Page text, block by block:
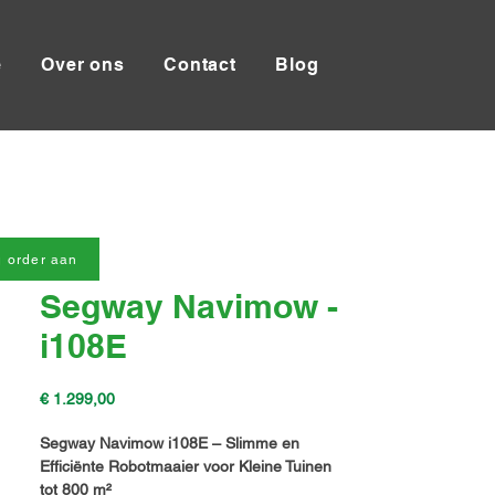
Over ons Contact Blog
Segway Navimow -
i108E
€ 1.299,00Prijs
Segway Navimow i108E – Slimme en
Efficiënte Robotmaaier voor Kleine Tuinen
tot 800 m²
order aan